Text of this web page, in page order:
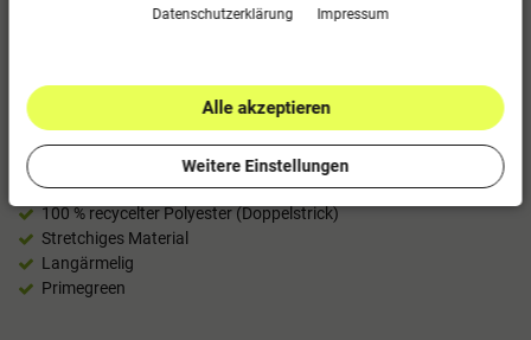
feuchtigkeitsabsorbierende AEROREADY Technologie hält dich
Primegreen: hergestellt mit verschiedenen, funktionalen
Recyclingmaterialien.
Schmal geschnitten
V-Ausschnitt
100 % recycelter Polyester (Doppelstrick)
Stretchiges Material
Langärmelig
Primegreen
Daten­schutz­erklärung
Impressum
Alle akzeptieren
Weitere Einstellungen